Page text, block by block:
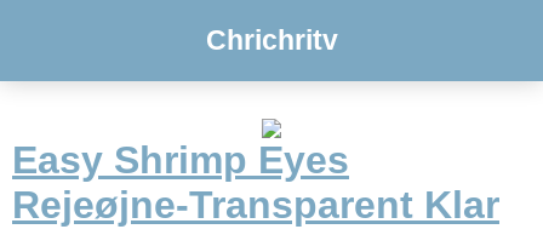
Chrichritv
Easy Shrimp Eyes
Rejeøjne-Transparent Klar